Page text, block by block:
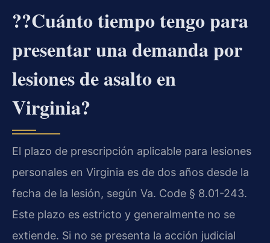
??Cuánto tiempo tengo para
presentar una demanda por
lesiones de asalto en
Virginia?
El plazo de prescripción aplicable para lesiones
personales en Virginia es de dos años desde la
fecha de la lesión, según Va. Code § 8.01-243.
Este plazo es estricto y generalmente no se
extiende. Si no se presenta la acción judicial